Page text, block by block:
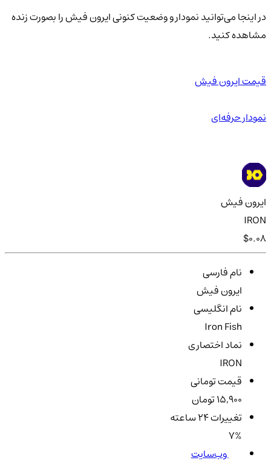
در اینجا می‌توانید نمودار و وضعیت کنونی ایرون فیش را بصورت زنده
مشاهده کنید.
قیمت ایرون فیش
نمودار حرفه‌ای
ایرون فیش
IRON
$0.08
نام فارسی
ایرون فیش
نام انگلیسی
Iron Fish
نماد اختصاری
IRON
قیمت تومانی
15,900 تومان
تغییرات ۲۴ ساعته
7%
وب‌سایت